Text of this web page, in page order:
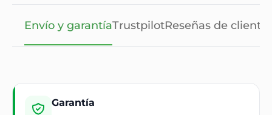
Envío y garantíaTrustpilotReseñas de
Garantía